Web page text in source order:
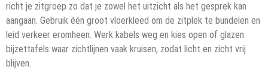
richt je zitgroep zo dat je zowel het uitzicht als het gesprek kan
aangaan. Gebruik één groot vloerkleed om de zitplek te bundelen en
leid verkeer eromheen. Werk kabels weg en kies open of glazen
bijzettafels waar zichtlijnen vaak kruisen, zodat licht en zicht vrij
blijven.